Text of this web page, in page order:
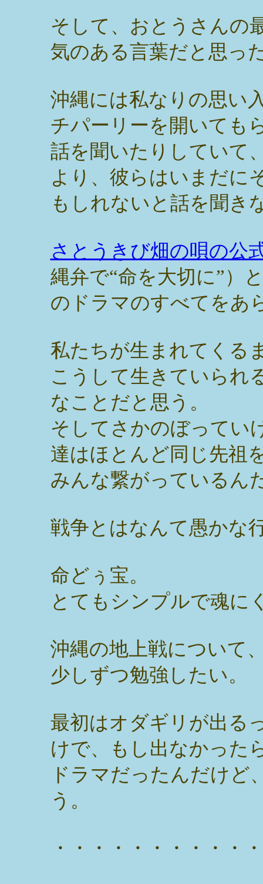
そして、おとうさんの
気のある言葉だと思っ
沖縄には私なりの思い
チパーリーを開いても
話を聞いたりしていて
より、彼らはいまだに
もしれないと話を聞き
さとうきび畑の唄の公
縄弁で“命を大切に”）
のドラマのすべてをあ
私たちが生まれてくる
こうして生きていられ
なことだと思う。
そしてさかのぼってい
達はほとんど同じ先祖
みんな繋がっているん
戦争とはなんて愚かな
命どぅ宝。
とてもシンプルで魂に
沖縄の地上戦について
少しずつ勉強したい。
最初はオダギリが出る
けで、もし出なかった
ドラマだったんだけど
う。
・・・・・・・・・・